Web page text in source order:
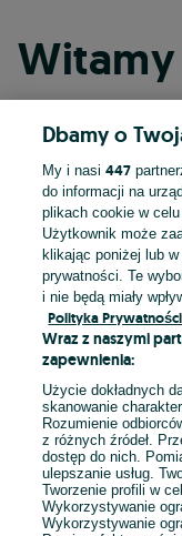
E-mail
Dbamy o
My i nasi447
do informacji na
plikach cookie w
Użytkownik może
klikając poniżej lub
prywatności. Te
i nie będą miały
Polityka Prywatności
Wraz z naszymi
zapewnienia:
Użycie dokładnych
skanowanie
Rozumienie
z różnych źródeł.
dostęp do nich.
ulepszanie usług.
Tworzenie profili w
Wykorzystywanie
Wykorzystywanie